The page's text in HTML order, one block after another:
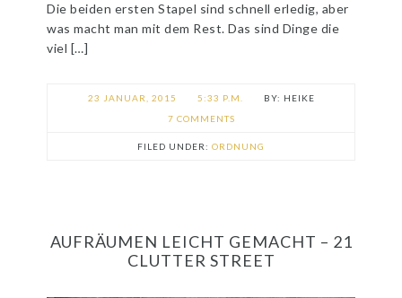
Die beiden ersten Stapel sind schnell erledig, aber
was macht man mit dem Rest. Das sind Dinge die
viel […]
23 JANUAR, 2015 5:33 P.M.
HEIKE
7 COMMENTS
FILED UNDER: ORDNUNG
AUFRÄUMEN LEICHT GEMACHT – 21
CLUTTER STREET